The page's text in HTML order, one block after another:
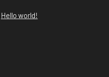
Hello world!